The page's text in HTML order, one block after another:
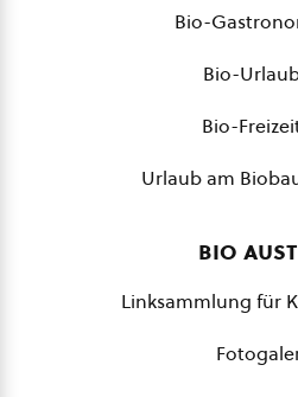
Bio-
Bio-
Bio-
Urlaub am
bio
Linksammlung für